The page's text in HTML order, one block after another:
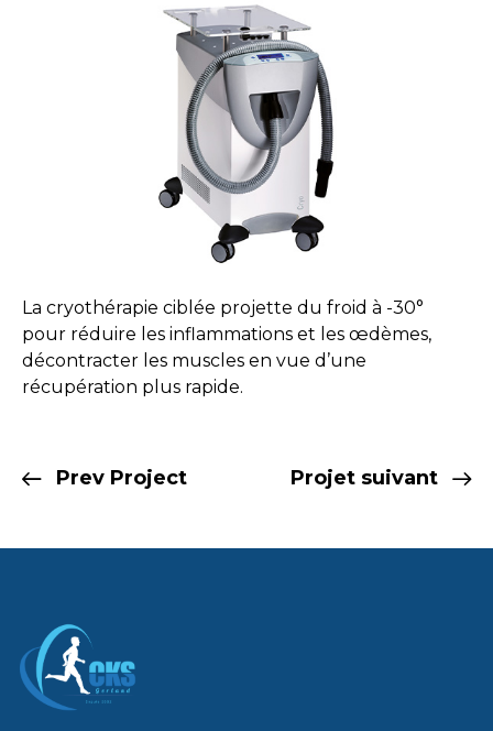
La cryothérapie ciblée projette du froid à -30°
pour réduire les inflammations et les œdèmes,
décontracter les muscles en vue d’une
récupération plus rapide.
Prev Project Projet suivant